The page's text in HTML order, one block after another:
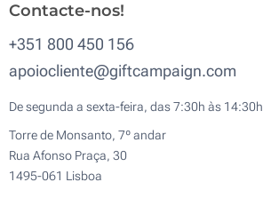
Contacte-nos!
+351 800 450 156
apoiocliente@giftcampaign.com
De segunda a sexta-feira, das 7:30h às 14:30h
Torre de Monsanto, 7º andar
Rua Afonso Praça, 30
1495-061 Lisboa